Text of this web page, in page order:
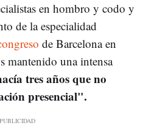
en hombro y codo y
de la especialidad
de Barcelona en
mantenido una intensa
tres años que no
presencial".